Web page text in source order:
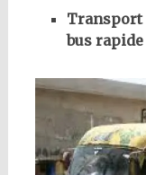
Transport
bus rapide